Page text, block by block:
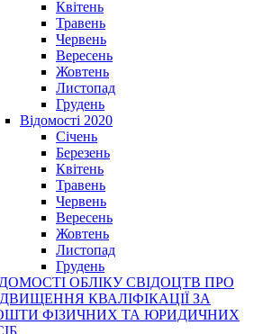
Квітень
Травень
Червень
Вересень
Жовтень
Листопад
Грудень
Відомості 2020
Січень
Березень
Квітень
Травень
Червень
Вересень
Жовтень
Листопад
Грудень
ОБЛІКУ СВІДОЦТВ ПРО
КВАЛІФІКАЦІЇ ЗА
ФІЗИЧНИХ ТА ЮРИДИЧНИХ